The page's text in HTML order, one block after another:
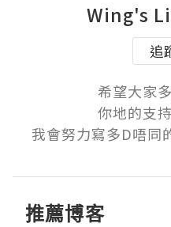
Wing's
追
希望大家
你地的支
我會努力寫多D唔同
推薦博客